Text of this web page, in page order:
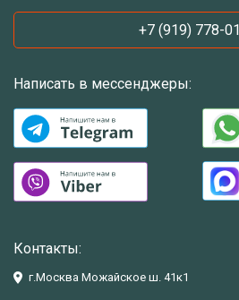
+7 (919) 778-
Написать в мессенджеры:
Контакты:
г.Москва Можайское ш. 41к1